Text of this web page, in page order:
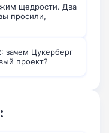
щедрости. Два
просили,
зачем Цукерберг
проект?